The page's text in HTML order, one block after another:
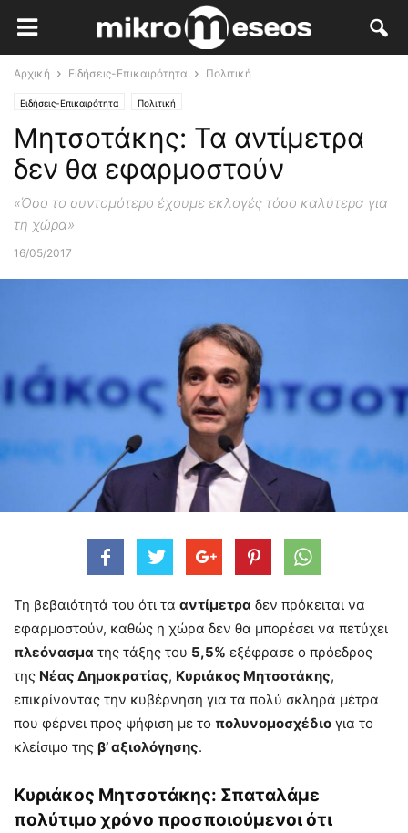
Αρχική Ειδήσεις-Επικαιρότητα Πολιτική
Ειδήσεις-Επικαιρότητα Πολιτική
Μητσοτάκης: Τα αντίμετρα
δεν θα εφαρμοστούν
«Όσο το συντομότερο έχουμε εκλογές τόσο καλύτερα για
τη χώρα»
16/05/2017
Τη βεβαιότητά του ότι τα αντίμετρα δεν πρόκειται να
εφαρμοστούν, καθώς η χώρα δεν θα μπορέσει να πετύχει
πλεόνασμα της τάξης του 5,5% εξέφρασε ο πρόεδρος
της Νέας Δημοκρατίας, Κυριάκος Μητσοτάκης,
επικρίνοντας την κυβέρνηση για τα πολύ σκληρά μέτρα
που φέρνει προς ψήφιση με το πολυνομοσχέδιο για το
κλείσιμο της β’ αξιολόγησης.
Κυριάκος Μητσοτάκης: Σπαταλάμε
πολύτιμο χρόνο προσποιούμενοι ότι